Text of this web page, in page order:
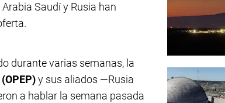
Saudí y Rusia han
durante varias semanas, la
y sus aliados —Rusia
a hablar la semana pasada